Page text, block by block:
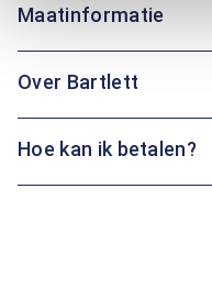
Maatinformatie
Over Bartlett
Hoe kan ik betalen?